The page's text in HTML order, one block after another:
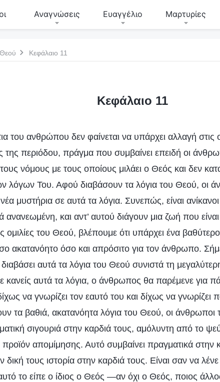
Αναγνώσεις Ευαγγέλιο Μαρτυρίες
Κεφάλαιο 11
Κεφάλαιο 11
του ανθρώπου δεν φαίνεται να υπάρχει αλλαγή στις
της περιόδου, πράγμα που συμβαίνει επειδή οι
νόμους με τους οποίους μιλάει ο Θεός και δεν
λόγων Του. Αφού διαβάσουν τα λόγια του Θεού, οι
μυστήρια σε αυτά τα λόγια. Συνεπώς, είναι
ανανεωμένη, και αντ’ αυτού διάγουν μια ζωή που
ομιλίες του Θεού, βλέπουμε ότι υπάρχει ένα
ακατανόητο όσο και απρόσιτο για τον άνθρωπο.
αυτά τα λόγια του Θεού συνιστά τη
κανείς αυτά τα λόγια, ο άνθρωπος θα παρέμενε για
να γνωρίζει τον εαυτό του και δίχως να γνωρίζει
τα βαθιά, ακατανόητα λόγια του Θεού, οι άνθρωποι
σιγουριά στην καρδιά τους, αμόλυντη από το
προϊόν απομίμησης. Αυτό συμβαίνει πραγματικά
δική τους ιστορία στην καρδιά τους. Είναι σαν να
το είπε ο ίδιος ο Θεός —αν όχι ο Θεός, ποιος